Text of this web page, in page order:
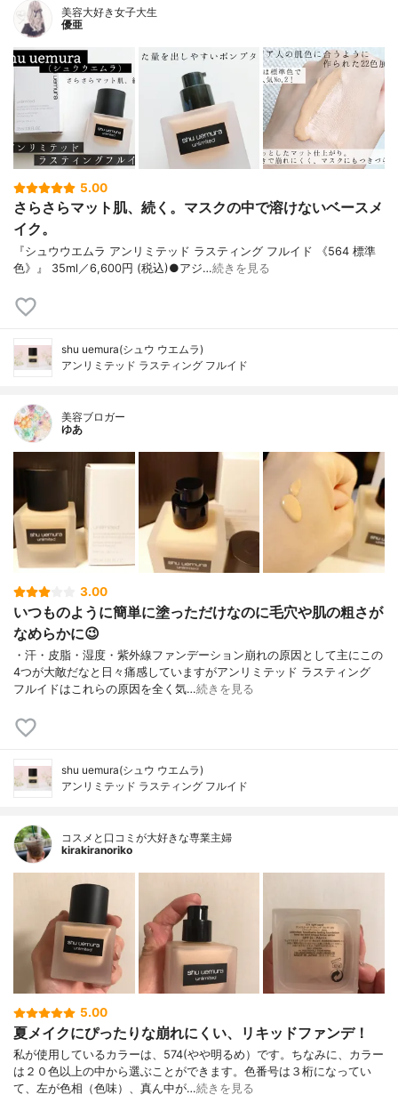
美容大好き女子大生
優亜
5.00
さらさらマット肌、続く。マスクの中で溶けないベースメ
イク。
『シュウウエムラ アンリミテッド ラスティング フルイド 《564 標準
色》』 35ml／6,600円 (税込)●アジ…続きを見る
shu uemura(シュウ ウエムラ)
アンリミテッド ラスティング フルイド
美容ブロガー
ゆあ
3.00
いつものように簡単に塗っただけなのに毛穴や肌の粗さが
なめらかに😉
・汗・皮脂・湿度・紫外線ファンデーション崩れの原因として主にこの
4つが大敵だなと日々痛感していますがアンリミテッド ラスティング
フルイドはこれらの原因を全く気…続きを見る
shu uemura(シュウ ウエムラ)
アンリミテッド ラスティング フルイド
コスメと口コミが大好きな専業主婦
kirakiranoriko
5.00
夏メイクにぴったりな崩れにくい、リキッドファンデ！
私が使用しているカラーは、574(やや明るめ）です。ちなみに、カラー
は２０色以上の中から選ぶことができます。色番号は３桁になってい
て、左が色相（色味）、真ん中が…続きを見る